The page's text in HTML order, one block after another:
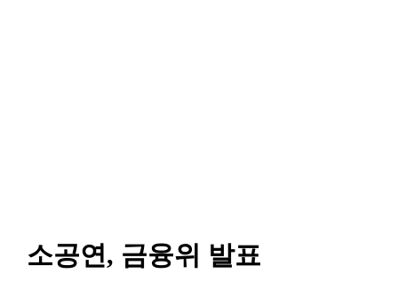
소공연, 금융위 발표